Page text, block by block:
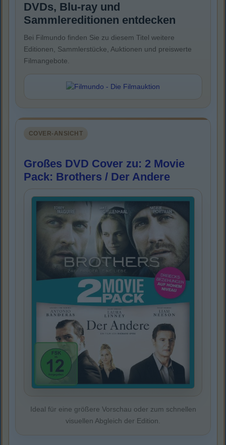
DVDs, Blu-ray und
Sammlereditionen entdecken
Bei Filmundo finden Sie zu diesem Titel weitere
Editionen, Sammlerstücke, Auktionen und preiswerte
Filmangebote.
COVER-ANSICHT
Großes DVD Cover zu: 2 Movie
Pack: Brothers / Der Andere
Ideal für eine größere Vorschau oder zum schnellen
visuellen Abgleich der Edition.